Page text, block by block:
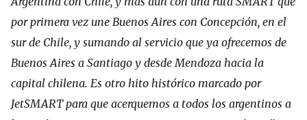
por primera vez une Buenos Aires con Concepción, en el
sur de Chile, y sumando al servicio que ya ofrecemos de
Buenos Aires a Santiago y desde Mendoza hacia la
capital chilena. Es otro hito histórico marcado por
JetSMART para que acerquemos a todos los argentinos a